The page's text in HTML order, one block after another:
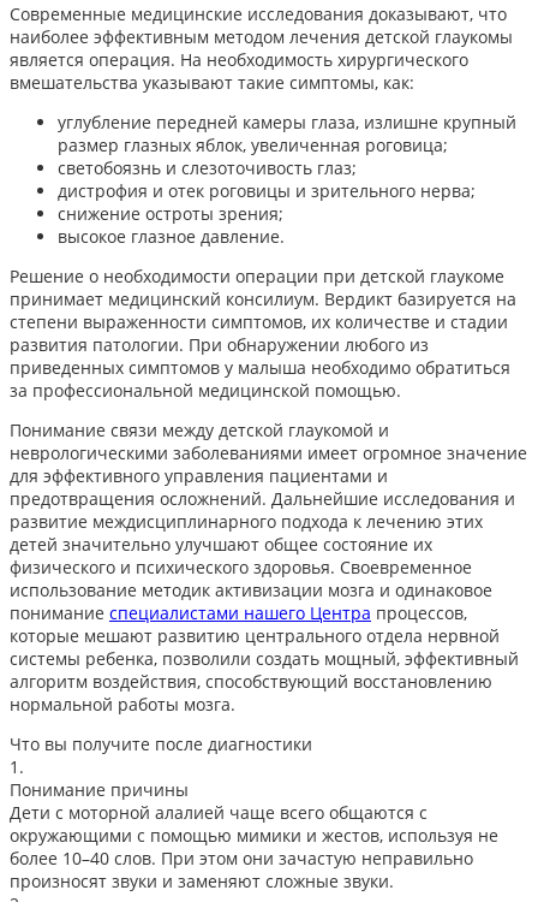
Современные медицинские исследования доказывают, что
наиболее эффективным методом лечения детской глаукомы
является операция. На необходимость хирургического
вмешательства указывают такие симптомы, как:
углубление передней камеры глаза, излишне крупный
размер глазных яблок, увеличенная роговица;
светобоязнь и слезоточивость глаз;
дистрофия и отек роговицы и зрительного нерва;
снижение остроты зрения;
высокое глазное давление.
Решение о необходимости операции при детской глаукоме
принимает медицинский консилиум. Вердикт базируется на
степени выраженности симптомов, их количестве и стадии
развития патологии. При обнаружении любого из
приведенных симптомов у малыша необходимо обратиться
за профессиональной медицинской помощью.
Понимание связи между детской глаукомой и
неврологическими заболеваниями имеет огромное значение
для эффективного управления пациентами и
предотвращения осложнений. Дальнейшие исследования и
развитие междисциплинарного подхода к лечению этих
детей значительно улучшают общее состояние их
физического и психического здоровья. Своевременное
использование методик активизации мозга и одинаковое
понимание специалистами нашего Центра процессов,
которые мешают развитию центрального отдела нервной
системы ребенка, позволили создать мощный, эффективный
алгоритм воздействия, способствующий восстановлению
нормальной работы мозга.
Что вы получите после диагностики
1.
Понимание причины
Дети с моторной алалией чаще всего общаются с
окружающими с помощью мимики и жестов, используя не
более 10–40 слов. При этом они зачастую неправильно
произносят звуки и заменяют сложные звуки.